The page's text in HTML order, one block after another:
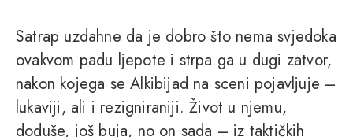
Satrap uzdahne da je dobro što nema svjedoka
ovakvom padu ljepote i strpa ga u dugi zatvor,
nakon kojega se Alkibijad na sceni pojavljuje –
lukaviji, ali i rezigniraniji. Život u njemu,
doduše, još buja, no on sada – iz taktičkih